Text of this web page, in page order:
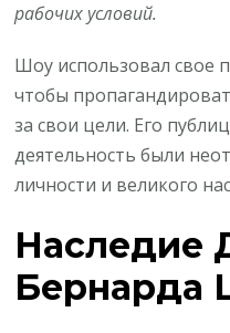
рабочих условий.
Шоу использовал свое
чтобы
за свои цели. Его
деятельность были
личности и великого
Наследие
Бернарда